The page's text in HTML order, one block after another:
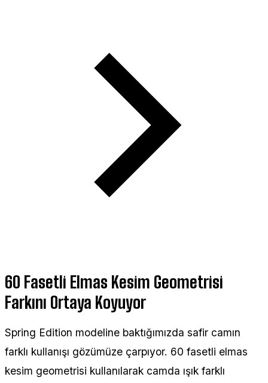
60 Fasetli Elmas Kesim Geometrisi
Farkını Ortaya Koyuyor
Spring Edition modeline baktığımızda safir camın
farklı kullanışı gözümüze çarpıyor. 60 fasetli elmas
kesim geometrisi kullanılarak camda ışık farklı